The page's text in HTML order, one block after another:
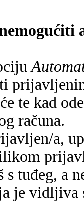
te kad
računa.
a,
tuđeg, a
je